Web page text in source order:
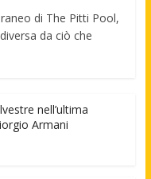
di The Pitti Pool,
da ciò che
nell’ultima
Armani